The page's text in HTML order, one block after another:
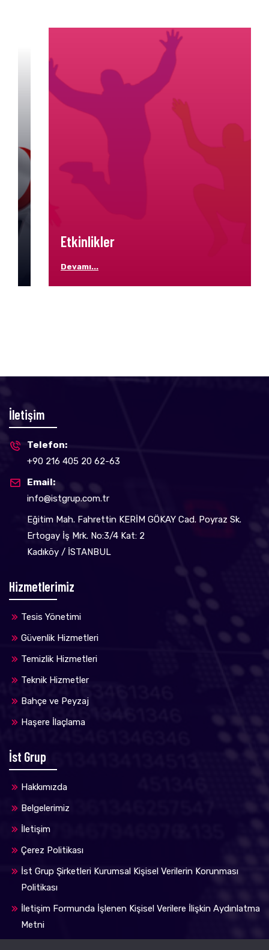
Etkinlikler
Devamı...
İletişim
Telefon:
+90 216 405 20 62-63
Email:
info@istgrup.com.tr
Eğitim Mah. Fahrettin KERİM GÖKAY Cad. Poyraz Sk.
Ertogay İş Mrk. No:3/4 Kat: 2
Kadıköy / İSTANBUL
Hizmetlerimiz
Tesis Yönetimi
Güvenlik Hizmetleri
Temizlik Hizmetleri
Teknik Hizmetler
Bahçe ve Peyzaj
Haşere İlaçlama
İst Grup
Hakkımızda
Belgelerimiz
İletişim
Çerez Politikası
İst Grup Şirketleri Kurumsal Kişisel Verilerin Korunması
Politikası
İletişim Formunda İşlenen Kişisel Verilere İlişkin Aydınlatma
Metni